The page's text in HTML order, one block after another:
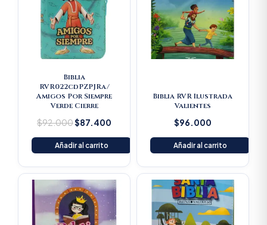
Biblia
RVR022cdPZPJRa/
Amigos Por Siempre
Verde Cierre
$92.000
$92.000.
$87.400
Añadir al carrito
Biblia RVR Ilustrada
Valientes
$96.000
Añadir al carrito